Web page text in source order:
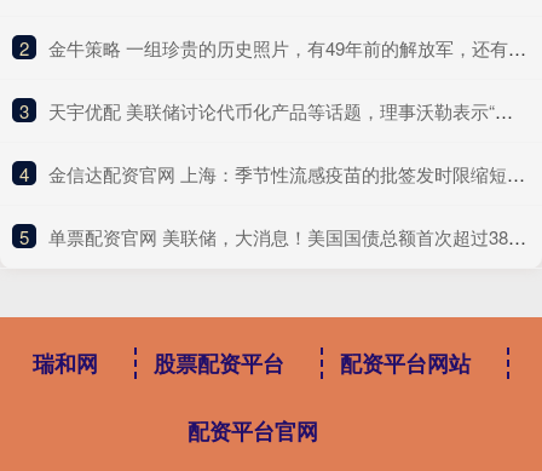
2 ​金牛策略 一组珍贵的历史照片，有49年前的解放军，还有清朝时期的小太监
3 ​天宇优配 美联储讨论代币化产品等话题，理事沃勒表示“积极拥抱支付创新”
4 ​金信达配资官网 上海：季节性流感疫苗的批签发时限缩短至30个工作日
5 ​单票配资官网 美联储，大消息！美国国债总额首次超过38万亿美元！美政府“停摆”第22天
瑞和网 股票配资平台 配资平台网站
配资平台官网